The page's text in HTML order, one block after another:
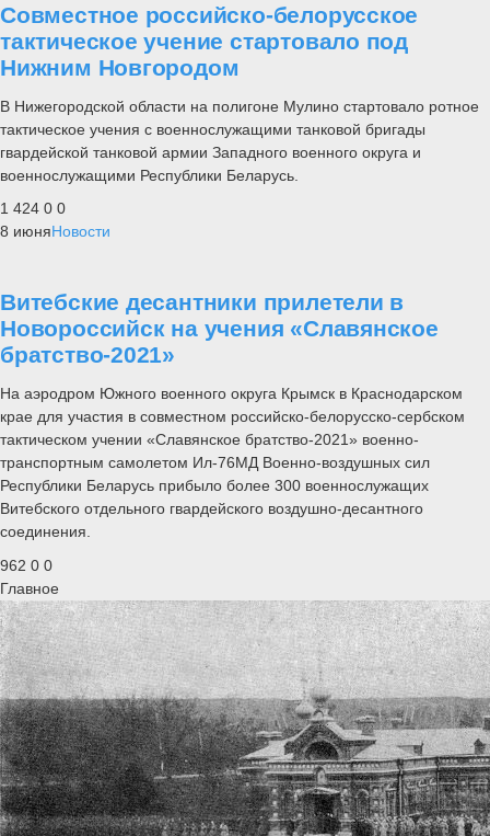
Совместное российско-белорусское
тактическое учение стартовало под
Нижним Новгородом
В Нижегородской области на полигоне Мулино стартовало ротное
тактическое учения с военнослужащими танковой бригады
гвардейской танковой армии Западного военного округа и
военнослужащими Республики Беларусь.
1 424 0 0
8 июняНовости
Витебские десантники прилетели в
Новороссийск на учения «Славянское
братство-2021»
На аэродром Южного военного округа Крымск в Краснодарском
крае для участия в совместном российско-белорусско-сербском
тактическом учении «Славянское братство-2021» военно-
транспортным самолетом Ил-76МД Военно-воздушных сил
Республики Беларусь прибыло более 300 военнослужащих
Витебского отдельного гвардейского воздушно-десантного
соединения.
962 0 0
Главное